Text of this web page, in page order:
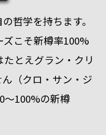
哲学を持ちます。
こそ新樽率100%
とえグラン・クリ
（クロ・サン・ジ
～100%の新樽